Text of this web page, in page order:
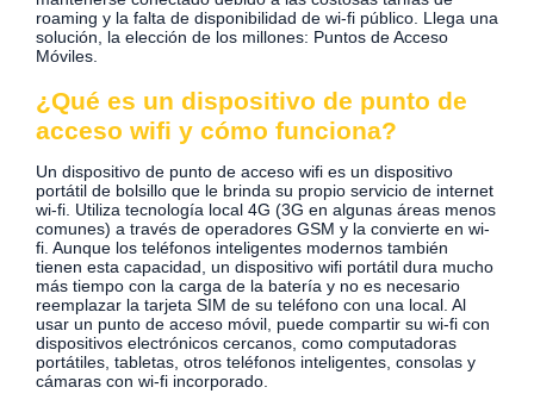
roaming y la falta de disponibilidad de wi-fi público. Llega una
solución, la elección de los millones: Puntos de Acceso
Móviles.
¿Qué es un dispositivo de punto de
acceso wifi y cómo funciona?
Un dispositivo de punto de acceso wifi es un dispositivo
portátil de bolsillo que le brinda su propio servicio de internet
wi-fi. Utiliza tecnología local 4G (3G en algunas áreas menos
comunes) a través de operadores GSM y la convierte en wi-
fi. Aunque los teléfonos inteligentes modernos también
tienen esta capacidad, un dispositivo wifi portátil dura mucho
más tiempo con la carga de la batería y no es necesario
reemplazar la tarjeta SIM de su teléfono con una local. Al
usar un punto de acceso móvil, puede compartir su wi-fi con
dispositivos electrónicos cercanos, como computadoras
portátiles, tabletas, otros teléfonos inteligentes, consolas y
cámaras con wi-fi incorporado.